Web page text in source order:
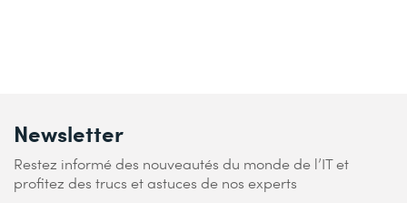
Newsletter
Restez informé des nouveautés du monde de l’IT et
profitez des trucs et astuces de nos experts